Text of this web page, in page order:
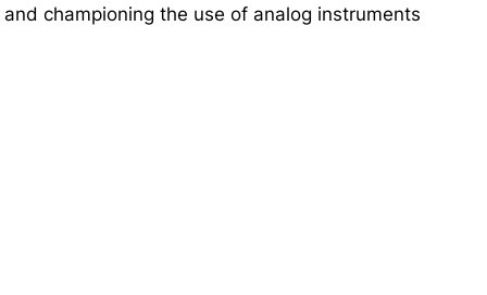
championing the use of analog instruments